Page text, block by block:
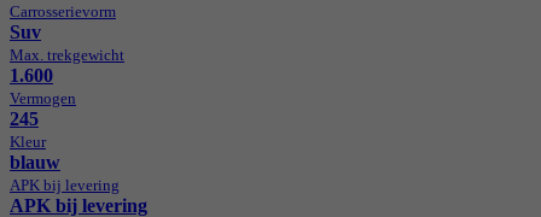
Carrosserie­vorm
Suv
Max. trekgewicht
1.600
Vermogen
245
Kleur
blauw
APK bij levering
APK bij levering